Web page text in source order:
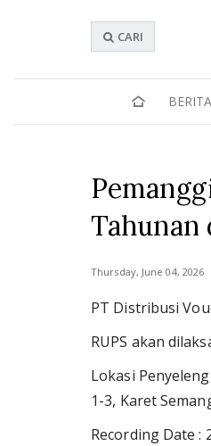
CARI
Tahunan
Thursday, June 04,
PT Distribusi
RUPS akan
Lokasi
1-3, Karet
Recording Date :